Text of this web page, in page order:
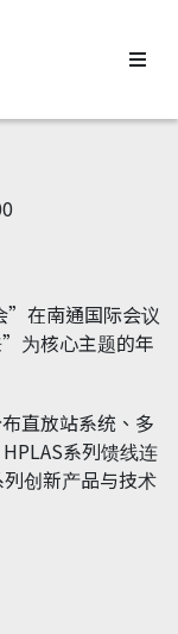
”在南通国际会议
为核心主题的年
直放站系统、多
系列馈线连
创新产品与技术